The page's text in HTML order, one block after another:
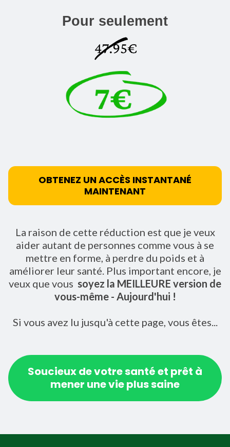
Pour seulement
OBTENEZ UN ACCÈS INSTANTANÉ
MAINTENANT
La raison de cette réduction est que je veux
aider autant de personnes comme vous à se
mettre en forme, à perdre du poids et à
améliorer leur santé. Plus important encore, je
veux que vous soyez la MEILLEURE version de
vous-même - Aujourd'hui !
Si vous avez lu jusqu'à cette page, vous êtes...
Soucieux de votre santé et prêt à
mener une vie plus saine